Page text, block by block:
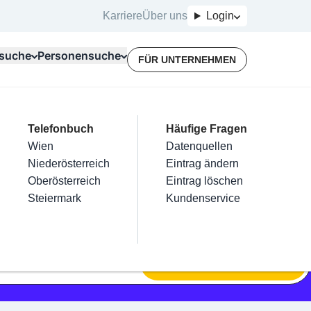
KarriereÜber uns Login
Kategorien
Friseur
Nägel
Haarentfernung
Make-Up
Für Unternehmer
Terminbuchung
Kostenlose Beratung
Top Branchen
Elektriker
Installateure
Maler & Lackierer
Branchen A-Z
Mein Firmeneintrag
Eintrag hinzufügen
Eintrag beanspruchen
Eintrag verwalten
Eintrag bewerben
Personensuche
Telefonbuch
Wien
Niederösterreich
Oberösterreich
Steiermark
Häufige Fragen
Datenquellen
Eintrag ändern
Eintrag löschen
Kundenservice
FÜR UNTERNEHMEN